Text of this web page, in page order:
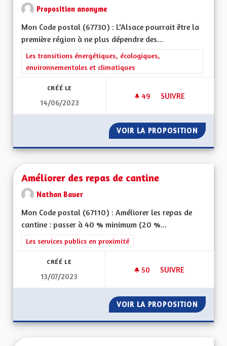
Proposition anonyme
Mon Code postal (67730) : L'Alsace pourrait être la
première région à ne plus dépendre des...
Filtrer les résultats de la catégorie : Les transitions
Les transitions énergétiques, écologiques,
environnementales et climatiques
CRÉÉ LE
14/06/2023
49 49 ABONNÉS
SUIVRE
VOIR LA PROPOSITION
Améliorer des repas de cantine
Nathan Bauer
Mon Code postal (67110) : Améliorer les repas de
cantine : passer à 40 % minimum (20 %...
Filtrer les résultats de la catégorie : Les services publics en
Les services publics en proximité
CRÉÉ LE
13/07/2023
50 50 ABONNÉS
SUIVRE
VOIR LA PROPOSITION